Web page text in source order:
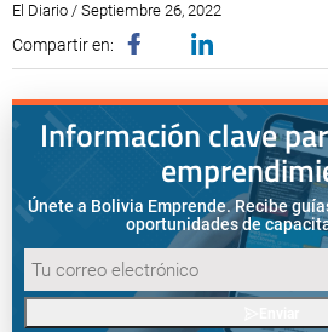
El Diario / Septiembre 26, 2022
Compartir en:
Información clave
Únete a Bolivia Emprende. Recibe
oportunidades de